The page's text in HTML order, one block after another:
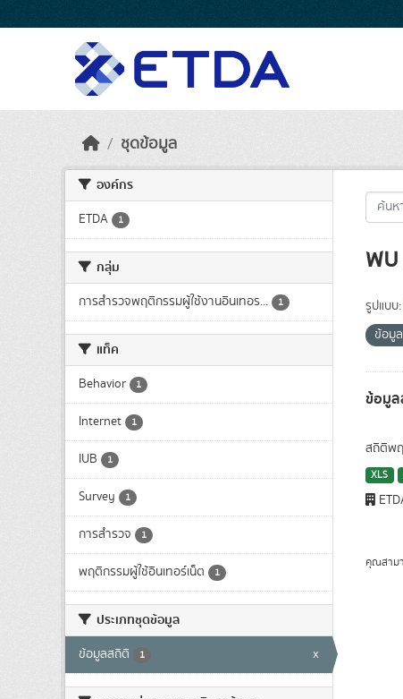
ชุดข้อมูล
องค์กร
ETDA 1
กลุ่ม
การสำรวจพฤติกรรมผู้ใช้งานอินเทอร... 1
แท็ค
Behavior 1
Internet 1
IUB 1
Survey 1
การสำรวจ 1
พฤติกรรมผู้ใช้อินเทอร์เน็ต 1
ประเภทชุดข้อมูล
ข้อมูลสถิติ 1 x
พบ
รูปแบบ:
ข้อมู
ข้อมูล
สถิติพฤ
XLS
คุณสาม